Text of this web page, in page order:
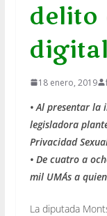
delito
digital
18 enero, 2019
• Al presentar la
legisladora
Privacidad
• De cuatro a
mil UMA´s a
La diputada